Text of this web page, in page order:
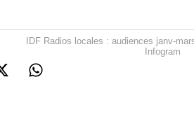
IDF Radios locales : audiences janv-
Infogram